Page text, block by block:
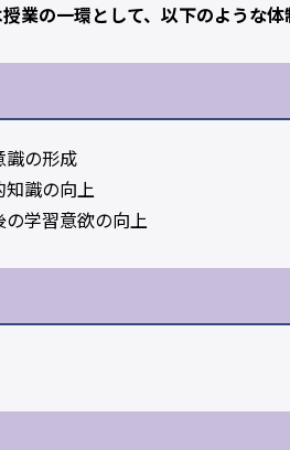
業の一環として、以下のような
識の形成
知識の向上
の学習意欲の向上